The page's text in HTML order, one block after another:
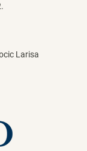
Larisa